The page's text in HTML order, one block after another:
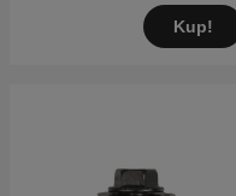
Kup!